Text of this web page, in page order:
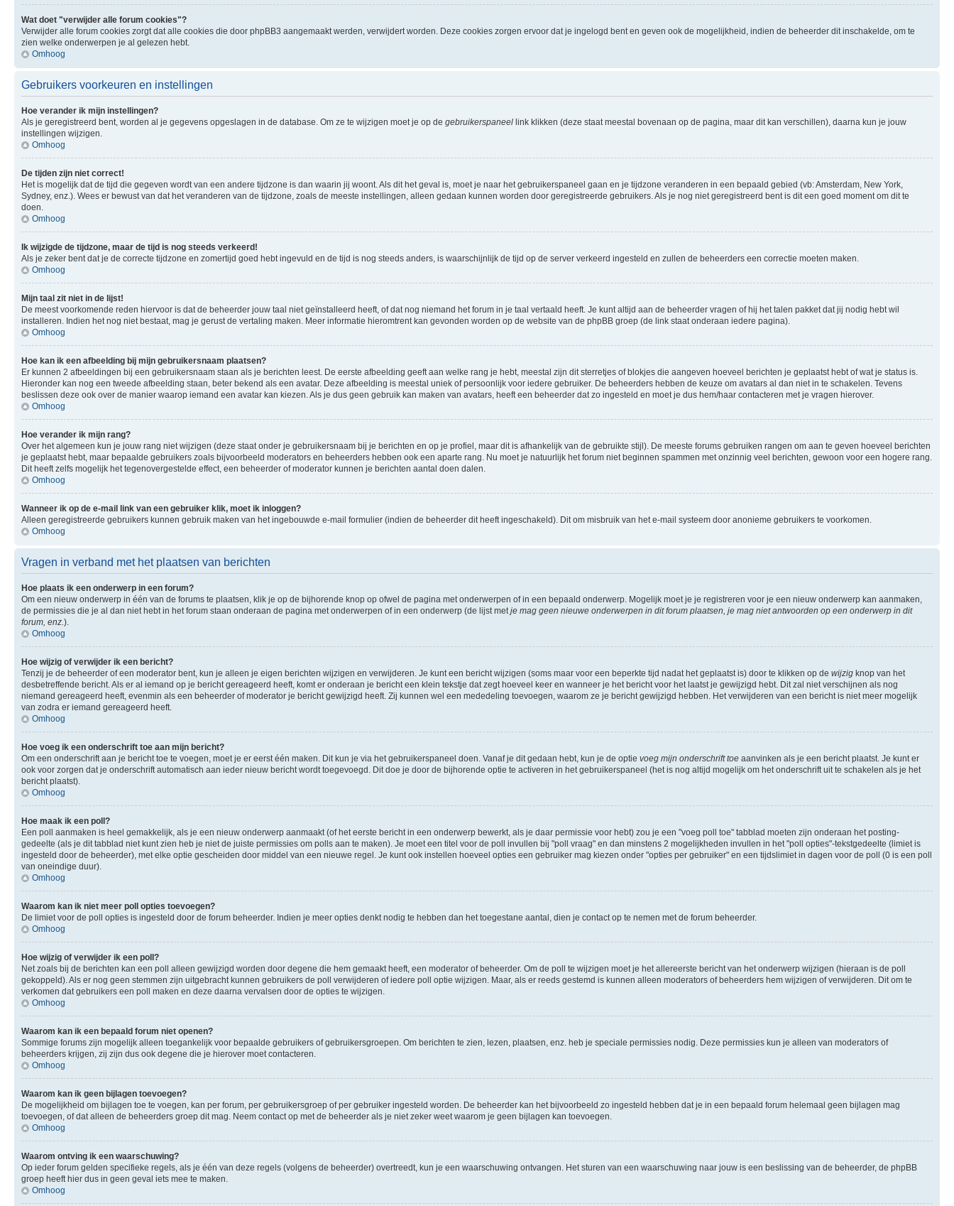
Wat doet "verwijder alle forum cookies"?
Verwijder alle forum cookies zorgt dat alle cookies die door phpBB3 aangemaakt werden, verwijdert worden. Deze cookies zorgen ervoor dat je ingelogd bent en geven ook de mogelijkheid, indien de beheerder dit inschakelde, om te
zien welke onderwerpen je al gelezen hebt.
Omhoog
Gebruikers voorkeuren en instellingen
Hoe verander ik mijn instellingen?
Als je geregistreerd bent, worden al je gegevens opgeslagen in de database. Om ze te wijzigen moet je op de gebruikerspaneel link klikken (deze staat meestal bovenaan op de pagina, maar dit kan verschillen), daarna kun je jouw
instellingen wijzigen.
Omhoog
De tijden zijn niet correct!
Het is mogelijk dat de tijd die gegeven wordt van een andere tijdzone is dan waarin jij woont. Als dit het geval is, moet je naar het gebruikerspaneel gaan en je tijdzone veranderen in een bepaald gebied (vb: Amsterdam, New York,
Sydney, enz.). Wees er bewust van dat het veranderen van de tijdzone, zoals de meeste instellingen, alleen gedaan kunnen worden door geregistreerde gebruikers. Als je nog niet geregistreerd bent is dit een goed moment om dit te
doen.
Omhoog
Ik wijzigde de tijdzone, maar de tijd is nog steeds verkeerd!
Als je zeker bent dat je de correcte tijdzone en zomertijd goed hebt ingevuld en de tijd is nog steeds anders, is waarschijnlijk de tijd op de server verkeerd ingesteld en zullen de beheerders een correctie moeten maken.
Omhoog
Mijn taal zit niet in de lijst!
De meest voorkomende reden hiervoor is dat de beheerder jouw taal niet geïnstalleerd heeft, of dat nog niemand het forum in je taal vertaald heeft. Je kunt altijd aan de beheerder vragen of hij het talen pakket dat jij nodig hebt wil
installeren. Indien het nog niet bestaat, mag je gerust de vertaling maken. Meer informatie hieromtrent kan gevonden worden op de website van de phpBB groep (de link staat onderaan iedere pagina).
Omhoog
Hoe kan ik een afbeelding bij mijn gebruikersnaam plaatsen?
Er kunnen 2 afbeeldingen bij een gebruikersnaam staan als je berichten leest. De eerste afbeelding geeft aan welke rang je hebt, meestal zijn dit sterretjes of blokjes die aangeven hoeveel berichten je geplaatst hebt of wat je status is.
Hieronder kan nog een tweede afbeelding staan, beter bekend als een avatar. Deze afbeelding is meestal uniek of persoonlijk voor iedere gebruiker. De beheerders hebben de keuze om avatars al dan niet in te schakelen. Tevens
beslissen deze ook over de manier waarop iemand een avatar kan kiezen. Als je dus geen gebruik kan maken van avatars, heeft een beheerder dat zo ingesteld en moet je dus hem/haar contacteren met je vragen hierover.
Omhoog
Hoe verander ik mijn rang?
Over het algemeen kun je jouw rang niet wijzigen (deze staat onder je gebruikersnaam bij je berichten en op je profiel, maar dit is afhankelijk van de gebruikte stijl). De meeste forums gebruiken rangen om aan te geven hoeveel berichten
je geplaatst hebt, maar bepaalde gebruikers zoals bijvoorbeeld moderators en beheerders hebben ook een aparte rang. Nu moet je natuurlijk het forum niet beginnen spammen met onzinnig veel berichten, gewoon voor een hogere rang.
Dit heeft zelfs mogelijk het tegenovergestelde effect, een beheerder of moderator kunnen je berichten aantal doen dalen.
Omhoog
Wanneer ik op de e-mail link van een gebruiker klik, moet ik inloggen?
Alleen geregistreerde gebruikers kunnen gebruik maken van het ingebouwde e-mail formulier (indien de beheerder dit heeft ingeschakeld). Dit om misbruik van het e-mail systeem door anonieme gebruikers te voorkomen.
Omhoog
Vragen in verband met het plaatsen van berichten
Hoe plaats ik een onderwerp in een forum?
Om een nieuw onderwerp in één van de forums te plaatsen, klik je op de bijhorende knop op ofwel de pagina met onderwerpen of in een bepaald onderwerp. Mogelijk moet je je registreren voor je een nieuw onderwerp kan aanmaken,
de permissies die je al dan niet hebt in het forum staan onderaan de pagina met onderwerpen of in een onderwerp (de lijst metje mag geen nieuwe onderwerpen in dit forum plaatsen, je mag niet antwoorden op een onderwerp in dit
forum, enz.).
Omhoog
Hoe wijzig of verwijder ik een bericht?
Tenzij je de beheerder of een moderator bent, kun je alleen je eigen berichten wijzigen en verwijderen. Je kunt een bericht wijzigen (soms maar voor een beperkte tijd nadat het geplaatst is) door te klikken op de wijzig knop van het
desbetreffende bericht. Als er al iemand op je bericht gereageerd heeft, komt er onderaan je bericht een klein tekstje dat zegt hoeveel keer en wanneer je het bericht voor het laatst je gewijzigd hebt. Dit zal niet verschijnen als nog
niemand gereageerd heeft, evenmin als een beheerder of moderator je bericht gewijzigd heeft. Zij kunnen wel een mededeling toevoegen, waarom ze je bericht gewijzigd hebben. Het verwijderen van een bericht is niet meer mogelijk
van zodra er iemand gereageerd heeft.
Omhoog
Hoe voeg ik een onderschrift toe aan mijn bericht?
Om een onderschrift aan je bericht toe te voegen, moet je er eerst één maken. Dit kun je via het gebruikerspaneel doen. Vanaf je dit gedaan hebt, kun je de optie voeg mijn onderschrift toe aanvinken als je een bericht plaatst. Je kunt er
ook voor zorgen dat je onderschrift automatisch aan ieder nieuw bericht wordt toegevoegd. Dit doe je door de bijhorende optie te activeren in het gebruikerspaneel (het is nog altijd mogelijk om het onderschrift uit te schakelen als je het
bericht plaatst).
Omhoog
Hoe maak ik een poll?
Een poll aanmaken is heel gemakkelijk, als je een nieuw onderwerp aanmaakt (of het eerste bericht in een onderwerp bewerkt, als je daar permissie voor hebt) zou je een "voeg poll toe" tabblad moeten zijn onderaan het posting-
gedeelte (als je dit tabblad niet kunt zien heb je niet de juiste permissies om polls aan te maken). Je moet een titel voor de poll invullen bij "poll vraag" en dan minstens 2 mogelijkheden invullen in het "poll opties"-tekstgedeelte (limiet is
ingesteld door de beheerder), met elke optie gescheiden door middel van een nieuwe regel. Je kunt ook instellen hoeveel opties een gebruiker mag kiezen onder "opties per gebruiker" en een tijdslimiet in dagen voor de poll (0 is een poll
van oneindige duur).
Omhoog
Waarom kan ik niet meer poll opties toevoegen?
De limiet voor de poll opties is ingesteld door de forum beheerder. Indien je meer opties denkt nodig te hebben dan het toegestane aantal, dien je contact op te nemen met de forum beheerder.
Omhoog
Hoe wijzig of verwijder ik een poll?
Net zoals bij de berichten kan een poll alleen gewijzigd worden door degene die hem gemaakt heeft, een moderator of beheerder. Om de poll te wijzigen moet je het allereerste bericht van het onderwerp wijzigen (hieraan is de poll
gekoppeld). Als er nog geen stemmen zijn uitgebracht kunnen gebruikers de poll verwijderen of iedere poll optie wijzigen. Maar, als er reeds gestemd is kunnen alleen moderators of beheerders hem wijzigen of verwijderen. Dit om te
verkomen dat gebruikers een poll maken en deze daarna vervalsen door de opties te wijzigen.
Omhoog
Waarom kan ik een bepaald forum niet openen?
Sommige forums zijn mogelijk alleen toegankelijk voor bepaalde gebruikers of gebruikersgroepen. Om berichten te zien, lezen, plaatsen, enz. heb je speciale permissies nodig. Deze permissies kun je alleen van moderators of
beheerders krijgen, zij zijn dus ook degene die je hierover moet contacteren.
Omhoog
Waarom kan ik geen bijlagen toevoegen?
De mogelijkheid om bijlagen toe te voegen, kan per forum, per gebruikersgroep of per gebruiker ingesteld worden. De beheerder kan het bijvoorbeeld zo ingesteld hebben dat je in een bepaald forum helemaal geen bijlagen mag
toevoegen, of dat alleen de beheerders groep dit mag. Neem contact op met de beheerder als je niet zeker weet waarom je geen bijlagen kan toevoegen.
Omhoog
Waarom ontving ik een waarschuwing?
Op ieder forum gelden specifieke regels, als je één van deze regels (volgens de beheerder) overtreedt, kun je een waarschuwing ontvangen. Het sturen van een waarschuwing naar jouw is een beslissing van de beheerder, de phpBB
groep heeft hier dus in geen geval iets mee te maken.
Omhoog